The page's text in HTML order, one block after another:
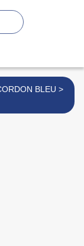
" THE " CORDON BLEU >